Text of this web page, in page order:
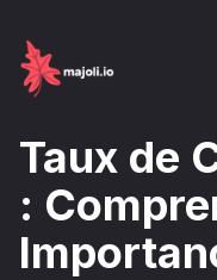
Taux de
: